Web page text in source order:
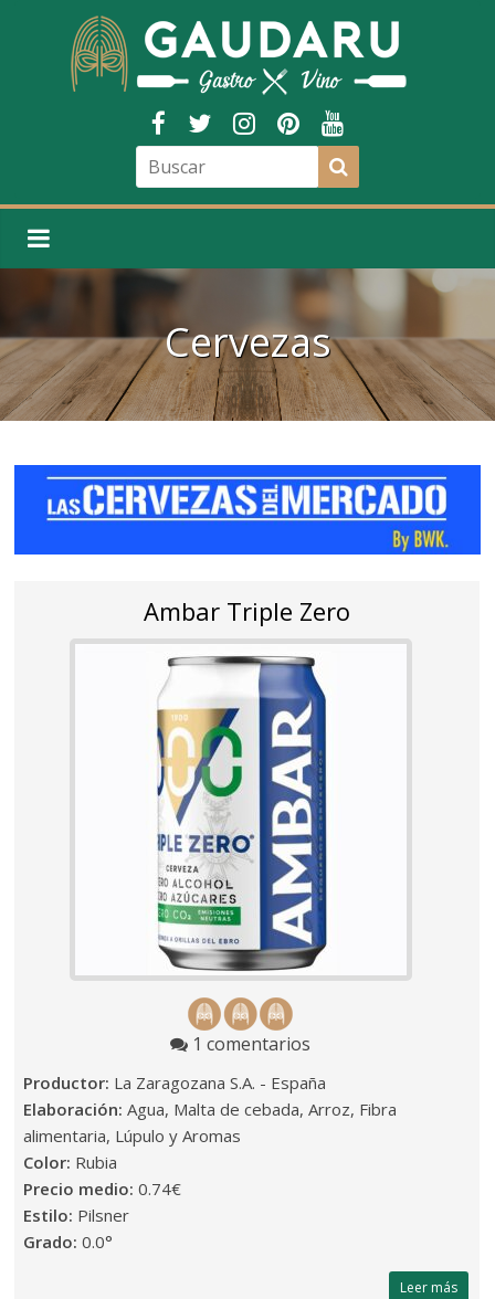
Cervezas
Ambar Triple Zero
1 comentarios
Productor: La Zaragozana S.A. - España
Elaboración: Agua, Malta de cebada, Arroz, Fibra
alimentaria, Lúpulo y Aromas
Color: Rubia
Precio medio: 0.74€
Estilo: Pilsner
Grado: 0.0°
Leer más